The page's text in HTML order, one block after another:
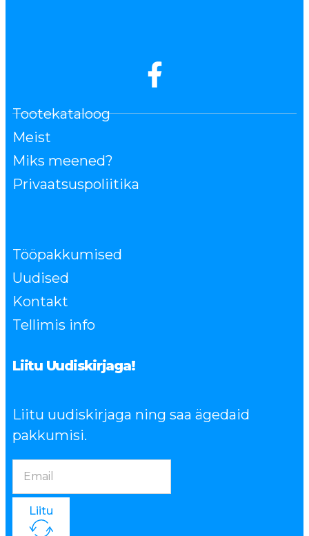
Tootekataloog
Meist
Miks meened?
Privaatsuspoliitika
Tööpakkumised
Uudised
Kontakt
Tellimis info
Liitu Uudiskirjaga!
Liitu uudiskirjaga ning saa ägedaid
pakkumisi.
Liitu